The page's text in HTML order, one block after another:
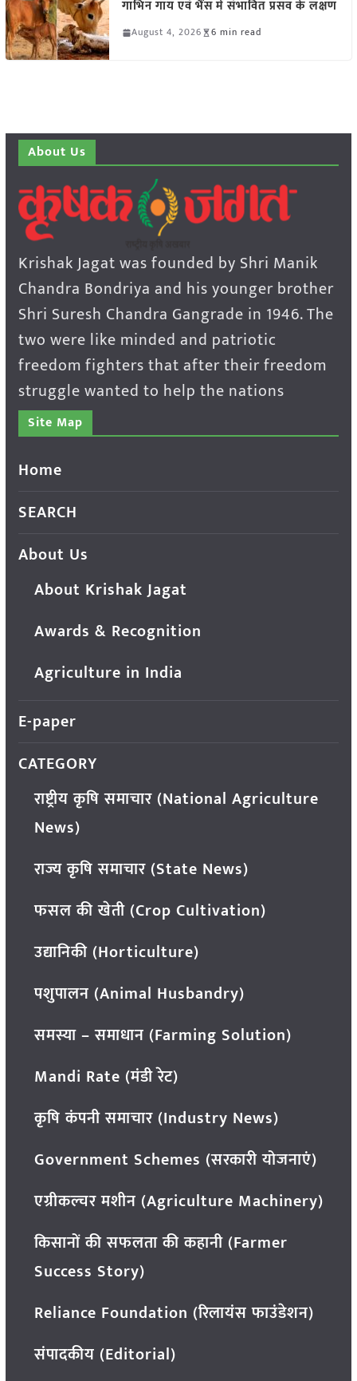
गाभिन गाय एवं भैंस में संभावित प्रसव के लक्षण
August 4, 2026 6 min read
About Us
Krishak Jagat was founded by Shri Manik
Chandra Bondriya and his younger brother
Shri Suresh Chandra Gangrade in 1946. The
two were like minded and patriotic
freedom fighters that after their freedom
struggle wanted to help the nations
Site Map
Home
SEARCH
About Us
About Krishak Jagat
Awards & Recognition
Agriculture in India
E-paper
CATEGORY
राष्ट्रीय कृषि समाचार (National Agriculture
News)
राज्य कृषि समाचार (State News)
फसल की खेती (Crop Cultivation)
उद्यानिकी (Horticulture)
पशुपालन (Animal Husbandry)
समस्या – समाधान (Farming Solution)
Mandi Rate (मंडी रेट)
कृषि कंपनी समाचार (Industry News)
Government Schemes (सरकारी योजनाएं)
एग्रीकल्चर मशीन (Agriculture Machinery)
किसानों की सफलता की कहानी (Farmer
Success Story)
Reliance Foundation (रिलायंस फाउंडेशन)
संपादकीय (Editorial)